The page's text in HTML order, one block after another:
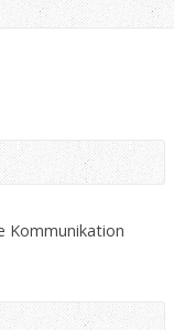
Kommunikation